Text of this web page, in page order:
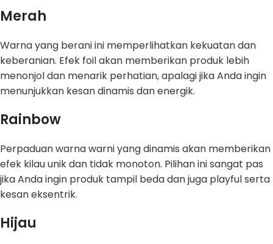
Merah
Warna yang berani ini memperlihatkan kekuatan dan
keberanian. Efek foil akan memberikan produk lebih
menonjol dan menarik perhatian, apalagi jika Anda ingin
menunjukkan kesan dinamis dan energik.
Rainbow
Perpaduan warna warni yang dinamis akan memberikan
efek kilau unik dan tidak monoton. Pilihan ini sangat pas
jika Anda ingin produk tampil beda dan juga playful serta
kesan eksentrik.
Hijau